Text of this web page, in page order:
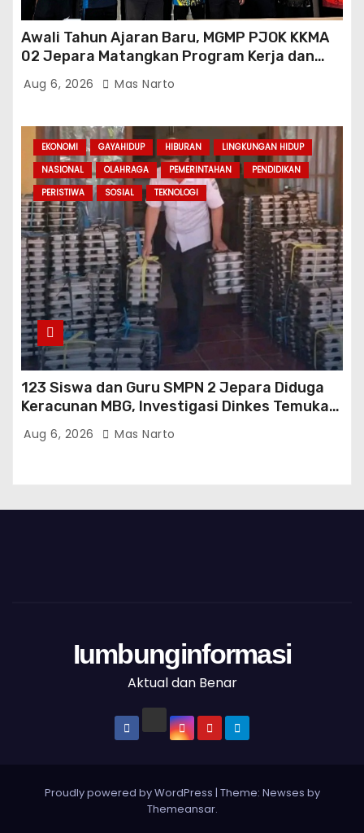
Awali Tahun Ajaran Baru, MGMP PJOK KKMA
02 Jepara Matangkan Program Kerja dan
Asesmen Gasal
Aug 6, 2026 Mas Narto
EKONOMI GAYAHIDUP HIBURAN
LINGKUNGAN HIDUP
NASIONAL
OLAHRAGA PEMERINTAHAN
PENDIDIKAN
PERISTIWA
SOSIAL TEKNOLOGI
123 Siswa dan Guru SMPN 2 Jepara Diduga
Keracunan MBG, Investigasi Dinkes Temukan
Sejumlah Pelanggaran di Dapur SPPG
Aug 6, 2026 Mas Narto
Iumbunginformasi
Aktual dan Benar
Proudly powered by WordPress | Theme: Newses by
Themeansar.